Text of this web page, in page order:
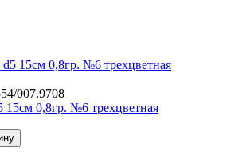
007.9708
15см 0,8гр. №6 трехцветная